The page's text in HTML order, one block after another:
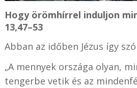
Hogy örömhírrel induljon
13,47–53
Abban az időben Jézus így
„A mennyek országa olyan,
tengerbe vetik és az